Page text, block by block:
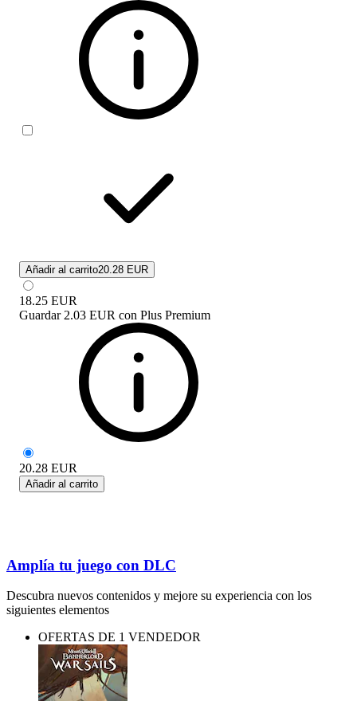
Añadir al carrito20.28 EUR
18.25 EUR
Guardar 2.03 EUR con Plus Premium
20.28 EUR
Añadir al carrito
Amplía tu juego con DLC
Descubra nuevos contenidos y mejore su experiencia con los
siguientes elementos
OFERTAS DE 1 VENDEDOR